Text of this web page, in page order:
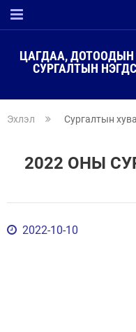
ЦАГДАА, ДОТООДЫН
СУРГАЛТЫН
Эхлэл Сургалтын
2022 ОНЫ
2022-10-10